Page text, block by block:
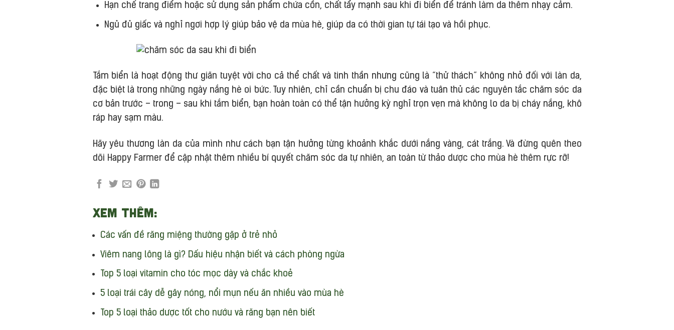
Hạn chế trang điểm hoặc sử dụng sản phẩm chứa cồn, chất tẩy mạnh sau khi đi biển để tránh làm da thêm nhạy cảm.
Ngủ đủ giấc và nghỉ ngơi hợp lý giúp bảo vệ da mùa hè, giúp da có thời gian tự tái tạo và hồi phục.
Tắm biển là hoạt động thư giãn tuyệt vời cho cả thể chất và tinh thần nhưng cũng là “thử thách” không nhỏ đối với làn da,
đặc biệt là trong những ngày nắng hè oi bức. Tuy nhiên, chỉ cần chuẩn bị chu đáo và tuân thủ các nguyên tắc chăm sóc da
cơ bản trước – trong – sau khi tắm biển, bạn hoàn toàn có thể tận hưởng kỳ nghỉ trọn vẹn mà không lo da bị cháy nắng, khô
ráp hay sạm màu.
Hãy yêu thương làn da của mình như cách bạn tận hưởng từng khoảnh khắc dưới nắng vàng, cát trắng. Và đừng quên theo
dõi Happy Farmer để cập nhật thêm nhiều bí quyết chăm sóc da tự nhiên, an toàn từ thảo dược cho mùa hè thêm rực rỡ!
Xem thêm:
Các vấn đề răng miệng thường gặp ở trẻ nhỏ
Viêm nang lông là gì? Dấu hiệu nhận biết và cách phòng ngừa
Top 5 loại vitamin cho tóc mọc dày và chắc khoẻ
5 loại trái cây dễ gây nóng, nổi mụn nếu ăn nhiều vào mùa hè
Top 5 loại thảo dược tốt cho nướu và răng bạn nên biết